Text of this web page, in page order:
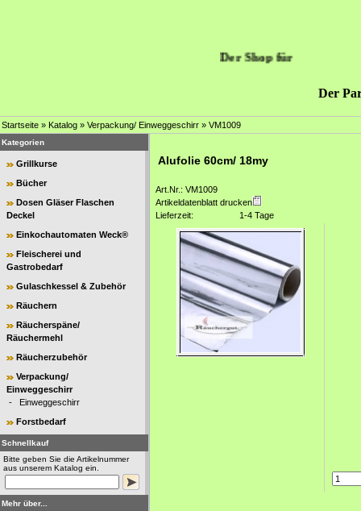
Der Shop für
Der
Startseite » Katalog » Verpackung/ Einweggeschirr » VM1009
Kategorien
Grillkurse
Bücher
Dosen Gläser Flaschen
Deckel
Einkochautomaten Weck®
Fleischerei und
Gastrobedarf
Gulaschkessel & Zubehör
Räuchern
Räucherspäne/
Räuchermehl
Räucherzubehör
Verpackung/
Einweggeschirr
- Einweggeschirr
Forstbedarf
Schnellkauf
Bitte geben Sie die Artikelnummer
aus unserem Katalog ein.
Mehr über...
Alufolie 60cm/ 18my
Art.Nr.: VM1009
Artikeldatenblatt drucken
Lieferzeit:
1-4 Tage